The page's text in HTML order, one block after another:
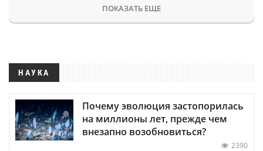
ПОКАЗАТЬ ЕЩЕ
НАУКА
Почему эволюция застопорилась
на миллионы лет, прежде чем
внезапно возобновиться?
2390